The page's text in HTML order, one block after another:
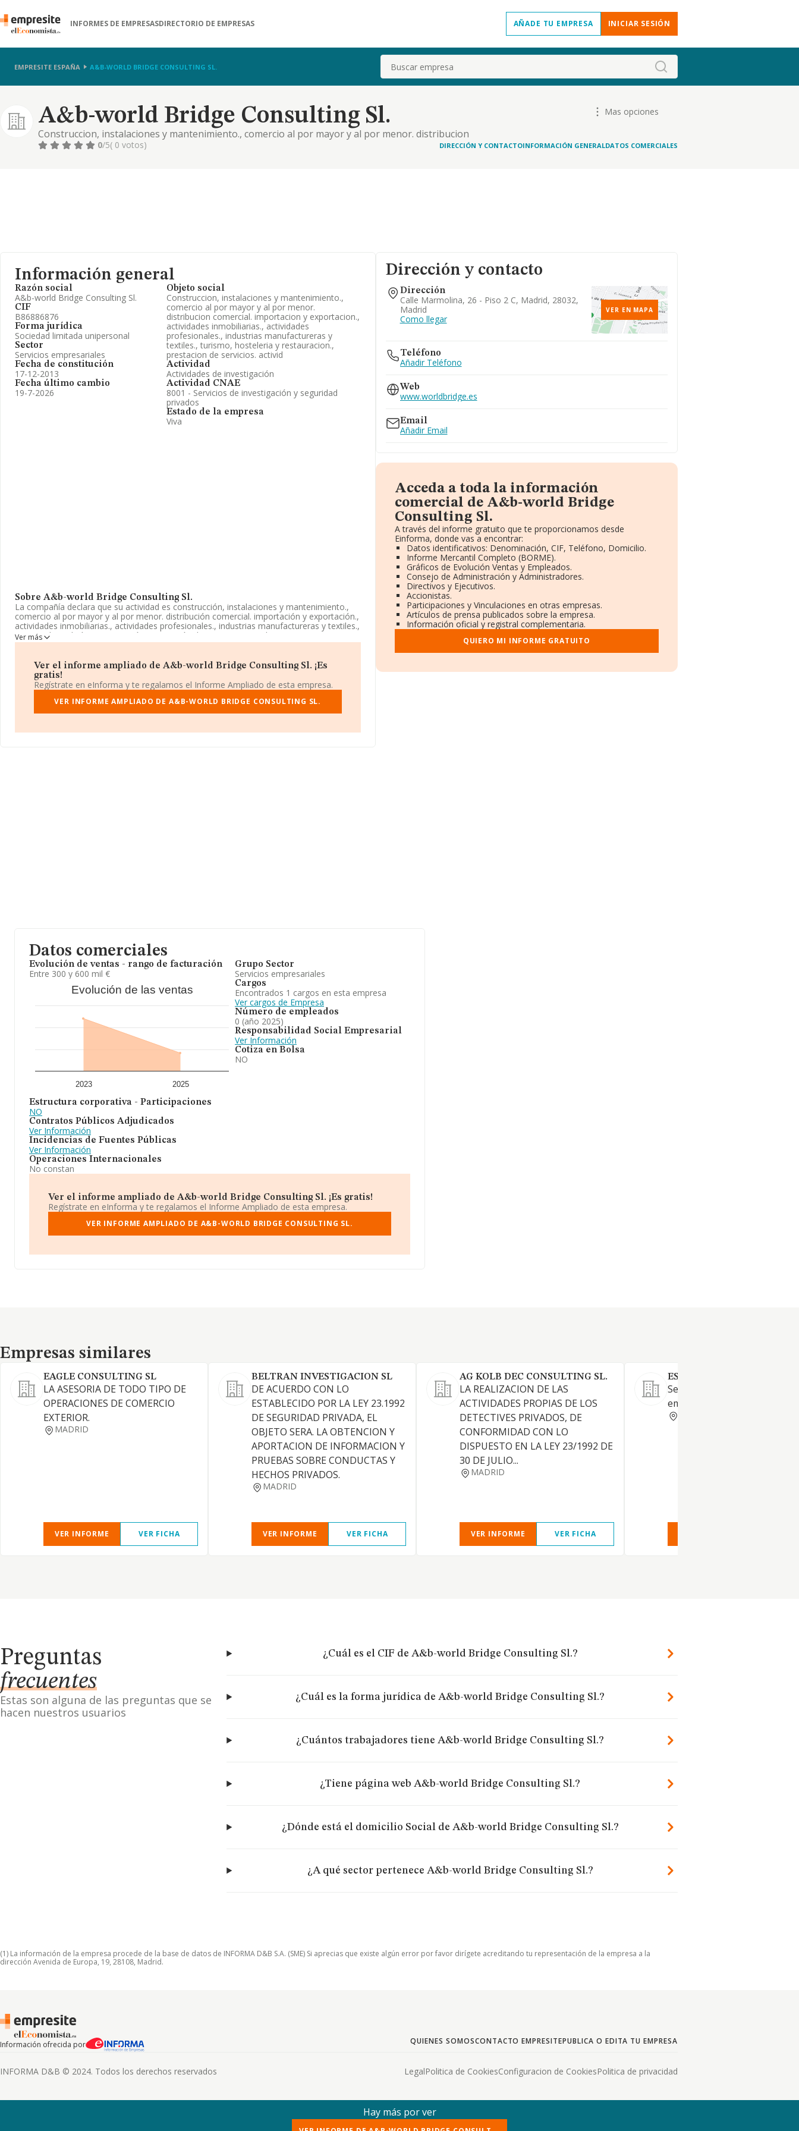
INFORMES DE EMPRESASDIRECTORIO DE EMPRESAS AÑADE TU EMPRESA INICIAR SESIÓN
EMPRESITE ESPAÑA A&B-WORLD BRIDGE CONSULTING SL. Buscar
A&b-world Bridge Consulting Sl.
Construccion, instalaciones y mantenimiento., comercio al por mayor y al por menor. distribucion
comercial. importacion y exportacion., actividades inmobiliarias., actividades profesionales., industrias
Mas opciones
0/5( 0 votos) DIRECCIÓN Y CONTACTOINFORMACIÓN GENERALDATOS COMERCIALES
Información general
Razón social
A&b-world Bridge Consulting Sl.
CIF
B86886876
Forma jurídica
Sociedad limitada unipersonal
Sector
Servicios empresariales
Fecha de constitución
17-12-2013
Fecha último cambio
19-7-2026
Objeto social
Construccion, instalaciones y mantenimiento.,
comercio al por mayor y al por menor.
distribucion comercial. importacion y exportacion.,
actividades inmobiliarias., actividades
profesionales., industrias manufactureras y
textiles., turismo, hosteleria y restauracion.,
prestacion de servicios. activid
Actividad
Actividades de investigación
Actividad CNAE
8001 - Servicios de investigación y seguridad
privados
Estado de la empresa
Viva
Sobre A&b-world Bridge Consulting Sl.
La compañía declara que su actividad es construcción, instalaciones y mantenimiento.,
comercio al por mayor y al por menor. distribución comercial. importación y exportación.,
actividades inmobiliarias., actividades profesionales., industrias manufactureras y textiles.,
turismo, hostelería y restauración., prestación de servicios. activid. La empresa es una
Sociedad Limitada. Tiene CNAE: 8001 - '%cnae%'. La compañía no tiene actividad en
Puedes visitar su sitio web:
La sociedadA&b-world Bridge Consulting S.L, B86886876, se encuentra en Calle
Marmolina núm. 26 Piso 2 C, (28032), Madrid, Madrid.
en el ámbito nacional la facturación alcanza la cifra de 6.758 millones de euros y se
Ver más
Ver el informe ampliado de A&b-world Bridge Consulting Sl. ¡Es
gratis!
Regístrate en eInforma y te regalamos el Informe Ampliado de esta empresa.
VER INFORME AMPLIADO DE A&B-WORLD BRIDGE CONSULTING SL.
Dirección y contacto
Dirección
Calle Marmolina, 26 - Piso 2 C, Madrid, 28032,
Madrid
Como llegar
VER EN MAPA
Teléfono
Añadir Teléfono
Web
www.worldbridge.es
Email
Añadir Email
Acceda a toda la información
comercial de A&b-world Bridge
Consulting Sl.
A través del informe gratuito que te proporcionamos desde
Einforma, donde vas a encontrar:
Datos identificativos: Denominación, CIF, Teléfono, Domicilio.
Informe Mercantil Completo (BORME).
Gráficos de Evolución Ventas y Empleados.
Consejo de Administración y Administradores.
Directivos y Ejecutivos.
Accionistas.
Participaciones y Vinculaciones en otras empresas.
Artículos de prensa publicados sobre la empresa.
Información oficial y registral complementaria.
QUIERO MI INFORME GRATUITO
Datos comerciales
Evolución de ventas - rango de facturación
Entre 300 y 600 mil €
Evolución de las ventas
2023 2025
Estructura corporativa - Participaciones
NO
Contratos Públicos Adjudicados
Ver Información
Incidencias de Fuentes Públicas
Ver Información
Operaciones Internacionales
No constan
Grupo Sector
Servicios empresariales
Cargos
Encontrados 1 cargos en esta empresa
Ver cargos de Empresa
Número de empleados
0 (año 2025)
Responsabilidad Social Empresarial
Ver Información
Cotiza en Bolsa
NO
Ver el informe ampliado de A&b-world Bridge Consulting Sl. ¡Es gratis!
Regístrate en eInforma y te regalamos el Informe Ampliado de esta empresa.
VER INFORME AMPLIADO DE A&B-WORLD BRIDGE CONSULTING SL.
Empresas similares
Empresas similares
EAGLE CONSULTING SL
LA ASESORIA DE TODO TIPO DE
OPERACIONES DE COMERCIO
EXTERIOR.
MADRID
VER INFORME VER FICHA
BELTRAN INVESTIGACION SL
DE ACUERDO CON LO
ESTABLECIDO POR LA LEY 23.1992
DE SEGURIDAD PRIVADA, EL
OBJETO SERA. LA OBTENCION Y
APORTACION DE INFORMACION Y
PRUEBAS SOBRE CONDUCTAS Y
HECHOS PRIVADOS.
MADRID
VER INFORME VER FICHA
AG KOLB DEC CONSULTING SL.
LA REALIZACION DE LAS
ACTIVIDADES PROPIAS DE LOS
DETECTIVES PRIVADOS, DE
CONFORMIDAD CON LO
DISPUESTO EN LA LEY 23/1992 DE
30 DE JULIO...
MADRID
VER INFORME VER FICHA
ESTRELLA VELOZ SL
Servicios de seguridad para
empresas.
Preguntas
frecuentes
Estas son alguna de las preguntas que se
hacen nuestros usuarios
¿Cuál es el CIF de A&b-world Bridge Consulting Sl.?
¿Cuál es la forma jurídica de A&b-world Bridge Consulting Sl.?
¿Cuántos trabajadores tiene A&b-world Bridge Consulting Sl.?
¿Tiene página web A&b-world Bridge Consulting Sl.?
¿Dónde está el domicilio Social de A&b-world Bridge Consulting Sl.?
¿A qué sector pertenece A&b-world Bridge Consulting Sl.?
(1) La información de la empresa procede de la base de datos de INFORMA D&B S.A. (SME) Si aprecias que existe algún error por favor dirígete acreditando tu representación de la empresa a la
dirección Avenida de Europa, 19, 28108, Madrid.
Información ofrecida por QUIENES SOMOSCONTACTO EMPRESITEPUBLICA O EDITA TU EMPRESA
INFORMA D&B © 2024. Todos los derechos reservados LegalPolitica de CookiesConfiguracion de CookiesPolitica de privacidad
Hay más por ver